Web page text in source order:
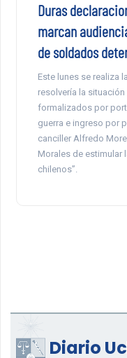
Duras
marcan
de soldados
Este lunes se realiza
resolvería la
formalizados por
guerra e ingreso por
canciller Alfredo
Morales de estimular
chilenos”.
Diario